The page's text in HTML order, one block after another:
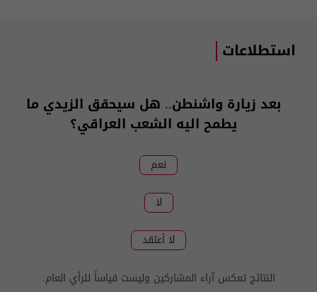
استطلاعات
بعد زيارة واشنطن.. هل سيحقق الزيدي ما
يطمح اليه الشعب العراقي؟
نعم
لا
لا أعتقد
النتائج تعكس آراء المشاركين وليست قياساً للرأي العام.